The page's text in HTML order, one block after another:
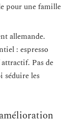
pour une famille
allemande.
: espresso
Pas de
séduire les